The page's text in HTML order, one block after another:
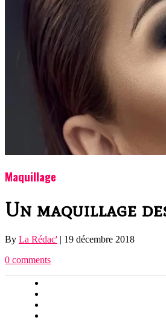
Maquillage
Un maquillage
By La Rédac' | 19 décembre 2018
0 comments